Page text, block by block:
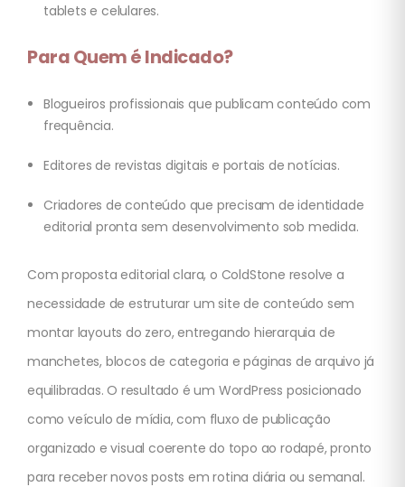
tablets e celulares.
Para Quem é Indicado?
Blogueiros profissionais que publicam conteúdo com
frequência.
Editores de revistas digitais e portais de notícias.
Criadores de conteúdo que precisam de identidade
editorial pronta sem desenvolvimento sob medida.
Com proposta editorial clara, o ColdStone resolve a
necessidade de estruturar um site de conteúdo sem
montar layouts do zero, entregando hierarquia de
manchetes, blocos de categoria e páginas de arquivo já
equilibradas. O resultado é um WordPress posicionado
como veículo de mídia, com fluxo de publicação
organizado e visual coerente do topo ao rodapé, pronto
para receber novos posts em rotina diária ou semanal.